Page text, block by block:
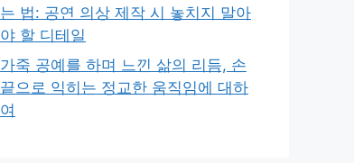
는 법: 공연 의상 제작 시 놓치지 말아
야 할 디테일
가죽 공예를 하며 느낀 삶의 리듬, 손
끝으로 익히는 정교한 움직임에 대하
여